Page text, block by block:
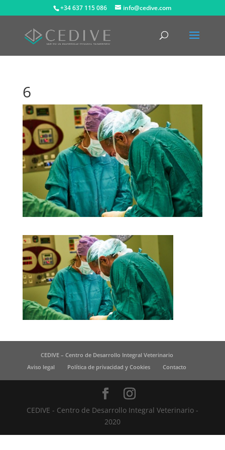
+34 637 115 086 info@cedive.com
6
CEDIVE – Centro de Desarrollo Integral Veterinario
Aviso legal
Política de privacidad y Cookies Contacto
CEDIVE - Centro de Desarrollo Integral Veterinario -
2020